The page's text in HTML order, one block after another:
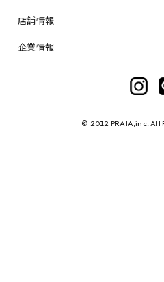
店舗情報
企業情報
© 2012 PRAIA,inc. All